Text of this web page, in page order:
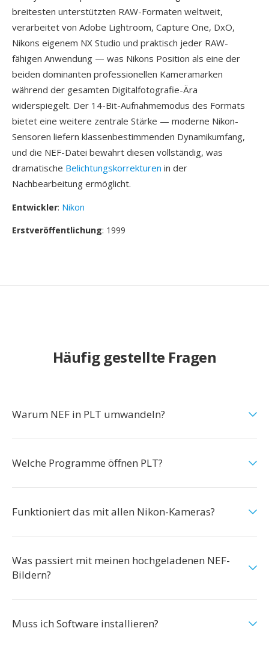
breitesten unterstützten RAW-Formaten weltweit,
verarbeitet von Adobe Lightroom, Capture One, DxO,
Nikons eigenem NX Studio und praktisch jeder RAW-
fähigen Anwendung — was Nikons Position als eine der
beiden dominanten professionellen Kameramarken
während der gesamten Digitalfotografie-Ära
widerspiegelt. Der 14-Bit-Aufnahmemodus des Formats
bietet eine weitere zentrale Stärke — moderne Nikon-
Sensoren liefern klassenbestimmenden Dynamikumfang,
und die NEF-Datei bewahrt diesen vollständig, was
dramatische Belichtungskorrekturen in der
Nachbearbeitung ermöglicht.
Entwickler: Nikon
Erstveröffentlichung: 1999
Häufig gestellte Fragen
Warum NEF in PLT umwandeln?
Welche Programme öffnen PLT?
Funktioniert das mit allen Nikon-Kameras?
Was passiert mit meinen hochgeladenen NEF-
Bildern?
Muss ich Software installieren?